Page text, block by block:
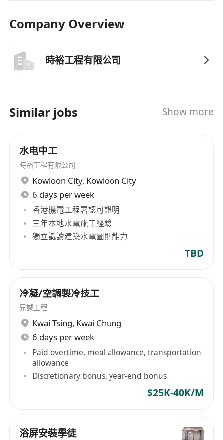
Company Overview
時裕工程有限公司
Similar jobs Show more
水电中工
時裕工程有限公司
Kowloon City, Kowloon City
6 days per week
香港機電工程署認可證明
三年本地水電施工經驗
獨立識讀建築水電圖則能力
TBD
冷凝/空調製冷技工
兄誠工程
Kwai Tsing, Kwai Chung
6 days per week
Paid overtime, meal allowance, transportation
allowance
Discretionary bonus, year-end bonus
$25K-40K/M
浴屏安裝學徒